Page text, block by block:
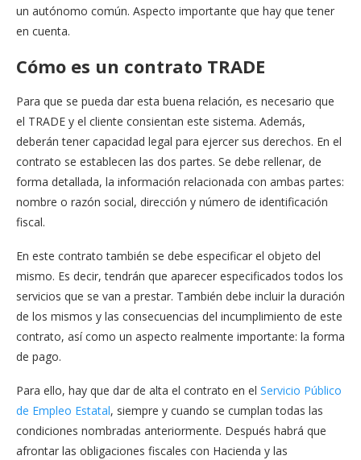
un autónomo común. Aspecto importante que hay que tener
en cuenta.
Cómo es un contrato TRADE
Para que se pueda dar esta buena relación, es necesario que
el TRADE y el cliente consientan este sistema. Además,
deberán tener capacidad legal para ejercer sus derechos. En el
contrato se establecen las dos partes. Se debe rellenar, de
forma detallada, la información relacionada con ambas partes:
nombre o razón social, dirección y número de identificación
fiscal.
En este contrato también se debe especificar el objeto del
mismo. Es decir, tendrán que aparecer especificados todos los
servicios que se van a prestar. También debe incluir la duración
de los mismos y las consecuencias del incumplimiento de este
contrato, así como un aspecto realmente importante: la forma
de pago.
Para ello, hay que dar de alta el contrato en el Servicio Público
de Empleo Estatal, siempre y cuando se cumplan todas las
condiciones nombradas anteriormente. Después habrá que
afrontar las obligaciones fiscales con Hacienda y las